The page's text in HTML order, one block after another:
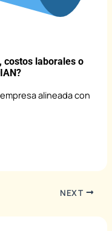
costos laborales o
alineada con
NEXT